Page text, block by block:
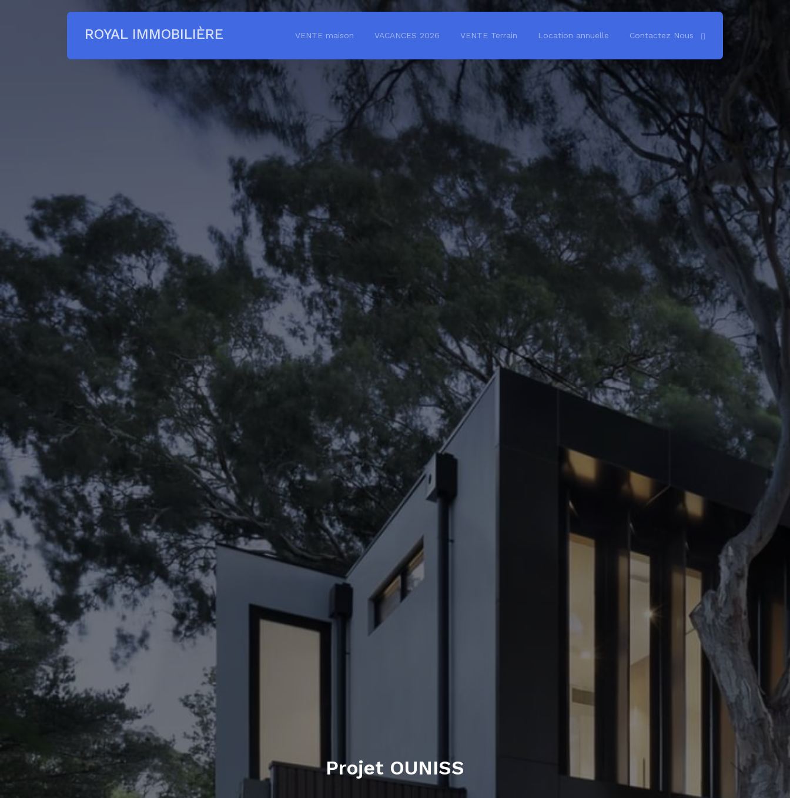
ROYAL IMMOBILIÈRE VENTE maison VACANCES 2026 VENTE Terrain Location annuelle Contactez Nous
Projet OUNISS